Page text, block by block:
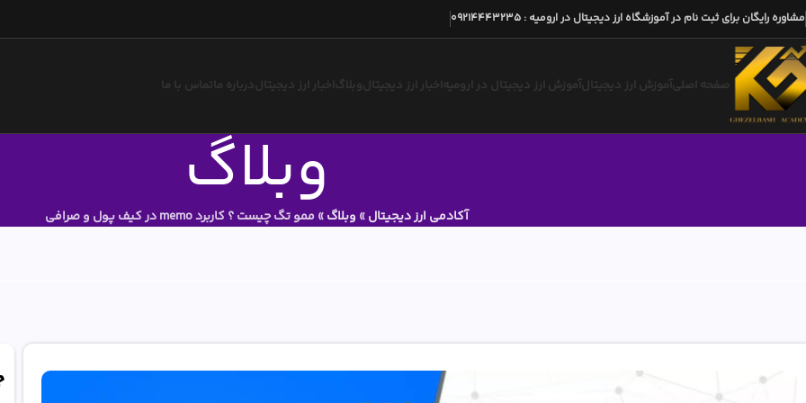
مشاوره رایگان برای ثبت نام در آموزشگاه ارز دیجیتال در ارومیه :
09214443235
صفحه اصلیآموزش ارز دیجیتالآموزش ارز دیجیتال در ارومیه اخبار ارز دیجیتالوبلاگ اخبار ارز دیجیتالدرباره ماتماس با ما
وبلاگ آکادمی ارز دیجیتال» وبلاگ» ممو تگ چیست ؟ کاربرد memo در کیف پول و صرافی